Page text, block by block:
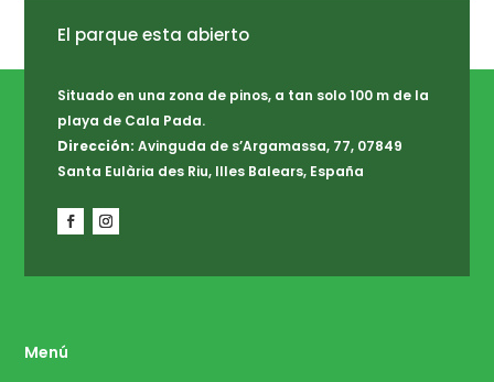
El parque esta abierto
Situado en una zona de pinos, a tan solo 100 m de la
playa de Cala Pada.
Dirección: Avinguda de s’Argamassa, 77, 07849
Santa Eulària des Riu, Illes Balears, España
Menú